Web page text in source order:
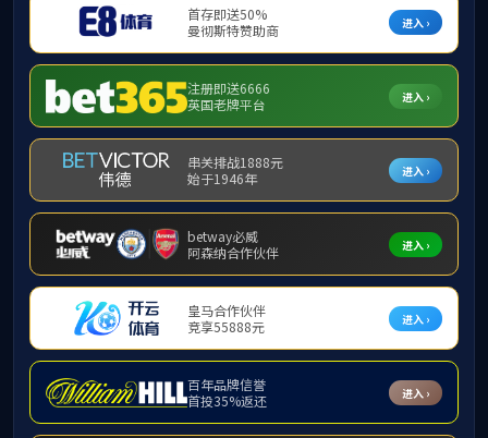
提示：访问地址无效，289/http:/298找不到对应的栏目！
首页 关闭此页